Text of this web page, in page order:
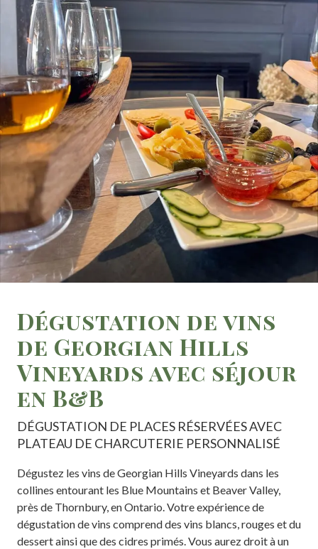
Dégustation de vins
de Georgian Hills
Vineyards avec séjour
en B&B
DÉGUSTATION DE PLACES RÉSERVÉES AVEC
PLATEAU DE CHARCUTERIE PERSONNALISÉ
Dégustez les vins de Georgian Hills Vineyards dans les
collines entourant les Blue Mountains et Beaver Valley,
près de Thornbury, en Ontario. Votre expérience de
dégustation de vins comprend des vins blancs, rouges et du
dessert ainsi que des cidres primés. Vous aurez droit à un